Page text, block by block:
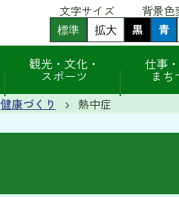
文字サイズ
標準
初
期
態
）
拡大
態
）
背景色
黒
景
色
を
黒
色
に
る
青
を
観光・文化・
スポーツ
仕事
まち
健康づくり 熱中症